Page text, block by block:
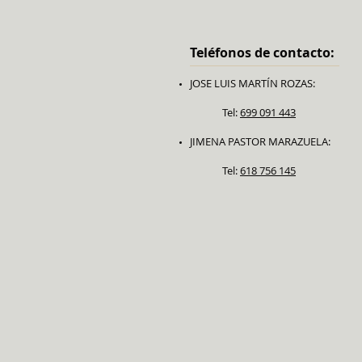
Teléfonos de contacto:
JOSE LUIS MARTÍN ROZAS:
Tel:699 091 443
JIMENA PASTOR MARAZUELA:
Tel:618 756 145